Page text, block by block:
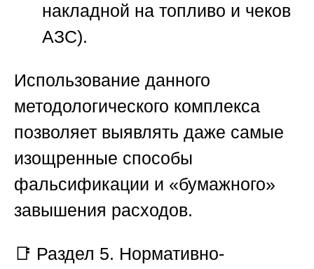
накладной на топливо и чеков
АЗС).
Использование данного
методологического комплекса
позволяет выявлять даже самые
изощренные способы
фальсификации и «бумажного»
завышения расходов.
📑 Раздел 5. Нормативно-